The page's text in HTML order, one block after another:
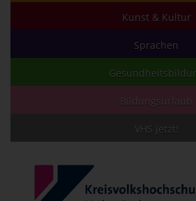
Kunst & Kultur
Sprachen
Bildungsurlaub
VHS jetzt!